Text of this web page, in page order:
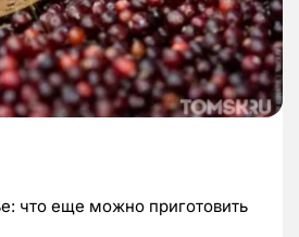
что еще можно приготовить